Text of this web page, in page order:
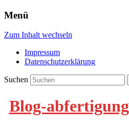
Menü
Zum Inhalt wechseln
Impressum
Datenschutzerklärung
Suchen
Blog-abfertigung